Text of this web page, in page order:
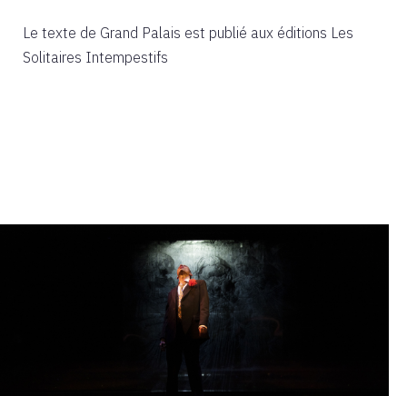
Le texte de Grand Palais est publié aux éditions Les
Solitaires Intempestifs